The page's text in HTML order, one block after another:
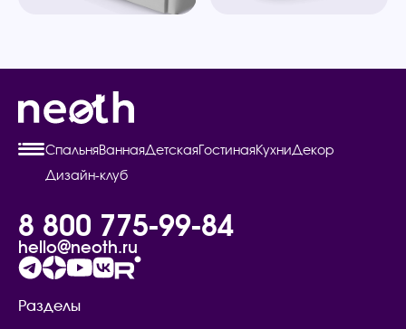
СпальняВаннаяДетскаяГостинаяКухниДекор
Дизайн-клуб
8 800 775-99-84
hello@neoth.ru
Разделы